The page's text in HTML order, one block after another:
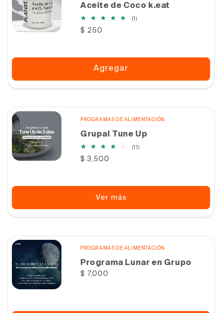
Aceite de Coco k.eat
(1)1
Precio
$ 250
Agregar
PROGRAMAS DE ALIMENTACIÓN
Grupal Tune Up
(11)11
Precio
$ 3,500
Ver más
PROGRAMAS DE ALIMENTACIÓN
Programa Lunar en Grupo
Precio
$ 7,000